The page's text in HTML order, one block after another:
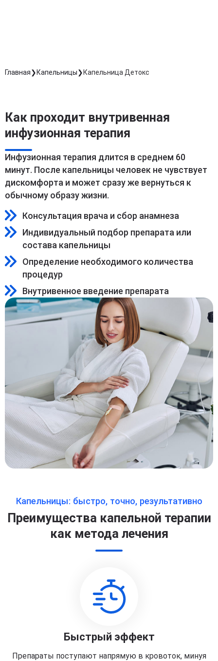
Главная Капельницы Капельница Детокс
Как проходит внутривенная
инфузионная терапия
Инфузионная терапия длится в среднем 60
минут. После капельницы человек не чувствует
дискомфорта и может сразу же вернуться к
обычному образу жизни.
Консультация врача и сбор анамнеза
Индивидуальный подбор препарата или
состава капельницы
Определение необходимого количества
процедур
Внутривенное введение препарата
Капельницы: быстро, точно, результативно
Преимущества капельной терапии
как метода лечения
Быстрый эффект
Препараты поступают напрямую в кровоток, минуя